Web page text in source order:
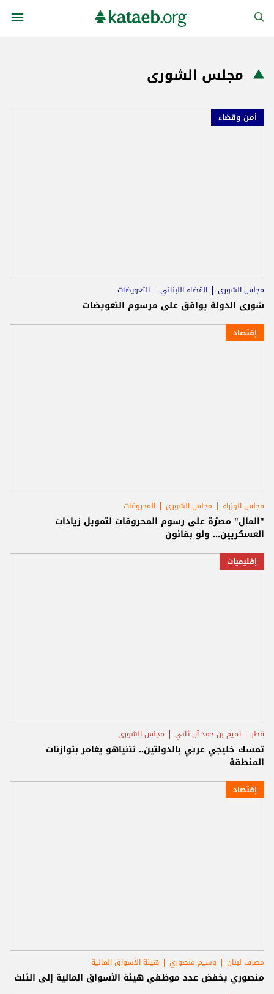
مجلس الشورى
أمن وقضاء
مجلس الشورى القضاء اللبناني التعويضات
شورى الدولة يوافق على مرسوم التعويضات
إقتصاد
مجلس الوزراء مجلس الشورى المحروقات
"المال" مصرّة على رسوم المحروقات لتمويل زيادات
العسكريين... ولو بقانون
إقليميات
قطر تميم بن حمد آل ثاني مجلس الشورى
تمسك خليجي عربي بالدولتين.. نتنياهو يغامر بتوازنات
المنطقة
إقتصاد
مصرف لبنان وسيم منصوري هيئة الأسواق المالية
منصوري يخفض عدد موظفي هيئة الأسواق المالية إلى الثلث